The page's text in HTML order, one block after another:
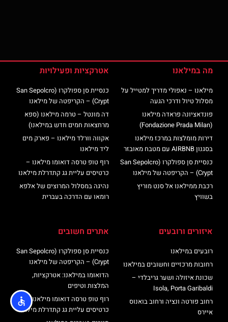
מה במילאנו
מילאנו – נאפולי מדריך למטייל על
מסלול טיול ודרכי הגעה
פונדאציונה פראדה מילאנו
(Fondazione Prada Milan)
דירות מומלצות במרכז מילאנו
בסגנון AIRBNB עם מטבח מאובזר
כנסיית סן ספולקרו (San Sepolcro
Crypt) – הקריפטה של מילאנו
רכבת ממילאנו אל סנט מוריץ
בשוויץ
אטרקציות ופעילויות
כנסיית סן ספולקרו (San Sepolcro
Crypt) – הקריפטה של מילאנו
דה מונטל – טרמה מילאנו (ספא
מרחצאות חמים חדש במילאנו)
אקווה וורלד מילאנו – פארק מים
ליד מילאנו
רוף טופ טרסה דואומו מילאנו –
כרטיסים עליית גג קתדרלת מילאנו
נהיגה במסלול המרוצים של אלפא
רומאו עם הדרכה בעברית
איזורים ורובעים
רובעים במילאנו
רחובות מרכזיים וחשובים במילאנו
שכונת איזולה ושער גריבלדי –
Isola, Porta Garibaldi
רחוב פורטה ונציה ורחוב בואנוס
איירס
אתרים חשובים
כנסיית סן ספולקרו (San Sepolcro
Crypt) – הקריפטה של מילאנו
הדואומו במילאנו: אטרקציות,
המלצות וטיפים
רוף טופ טרסה דואומו מילאנו –
כרטיסים עליית גג קתדרלת מילאנו